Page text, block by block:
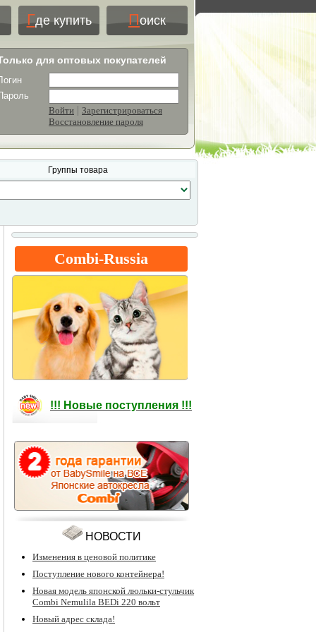
Где купить Поиск
для оптовых покупателей
Войти | Зарегистрироваться
Восстановление пароля
Группы товара
Combi-Russia
!!! Новые поступления !!!
НОВОСТИ
Изменения в ценовой политике
Поступление нового контейнера!
Новая модель японской люльки-стульчик
Combi Nemulila BEDi 220 вольт
Новый адрес склада!